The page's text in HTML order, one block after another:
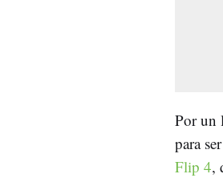
Por un
para
Flip 4,